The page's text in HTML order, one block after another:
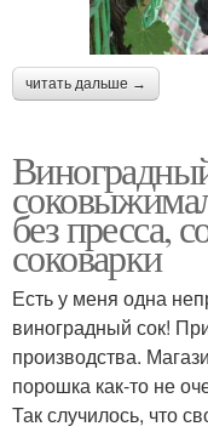
читать дальше →
без пресса,
соковарки
Есть у меня одна
виноградный сок!
производства.
порошка как-то не
Так случилось, что